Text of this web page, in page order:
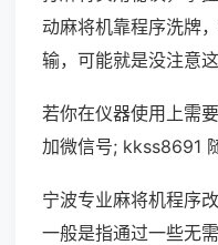
动麻将机靠程序洗牌
输，可能就是没注意这
若你在仪器使用上需
加微信号; kkss8691
宁波专业麻将机程序
一般是指通过一些无